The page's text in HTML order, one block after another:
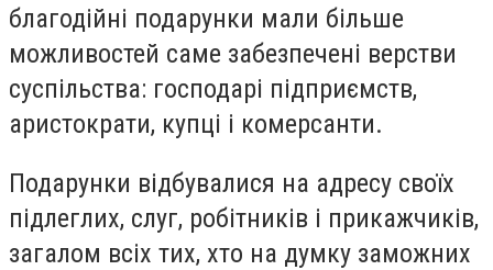
благодійні подарунки мали більше
можливостей саме забезпечені верстви
суспільства: господарі підприємств,
аристократи, купці і комерсанти.
Подарунки відбувалися на адресу своїх
підлеглих, слуг, робітників і прикажчиків,
загалом всіх тих, хто на думку заможних